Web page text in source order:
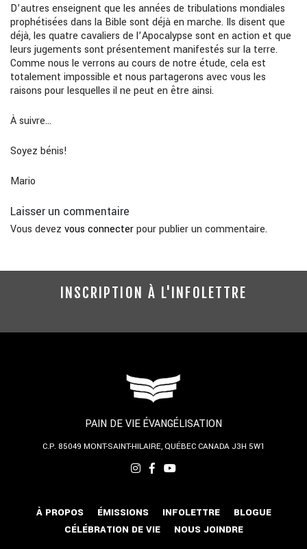
D’autres enseignent que les années de tribulations mondiales
prophétisées dans la Bible sont déjà en marche. Ils disent que
déjà, les quatre cavaliers de l’Apocalypse sont en action et que
leurs jugements sont présentement manifestés sur la terre.
Comme nous le verrons au cours de notre étude, cela est
totalement impossible et nous partagerons avec vous les
raisons pour lesquelles il ne peut en être ainsi.
À suivre…
Soyez bénis!
Mario
Laisser un commentaire
Vous devez vous connecterpour publier un commentaire.
INSCRIPTION À L'INFOLETTRE
PAIN DE VIE ÉVANGÉLISATION
C.P. 85049 MONT-SAINT-HILAIRE, QUÉBECCANADA J3H 5W1
À PROPOS ÉMISSIONS INFOLETTRE
BLOGUE
CÉLÉBRATION DE VIE
NOUS JOINDRE